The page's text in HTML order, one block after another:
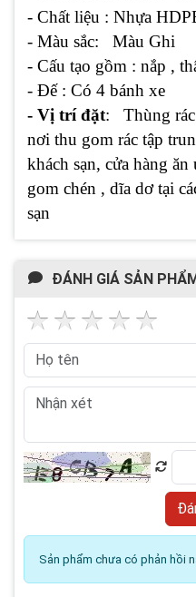
- Chất liệu : Nhựa
- Màu sắc: Màu Ghi
- Cấu tạo gồm : nắp ,
- Đế : Có 4 bánh xe
- Vị trí đặt: Thùng rác
nơi thu gom rác tập
khách sạn, cửa hàng
gom chén , dĩa dơ tại
sạn
ĐÁNH GIÁ SẢN
Sản phẩm chưa có phản hồi